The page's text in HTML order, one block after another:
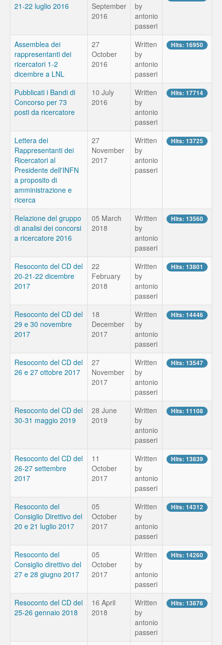
21-22 luglio 2016
September
2016
by
antonio
passeri
Assemblea dei
rappresentanti dei
ricercatori 1-2
dicembre a LNL
27
October
2016
Written
by
antonio
passeri
Hits: 16950
Pubblicati i Bandi di
Concorso per 73
posti da ricercatore
10 July
2016
Written
by
antonio
passeri
Hits: 17714
Lettera dei
Rappresentanti dei
Ricercatori al
Presidente dell'INFN
a proposito di
amministrazione e
ricerca
27
November
2017
Written
by
antonio
passeri
Hits: 13725
Relazione del gruppo
di analisi dei concorsi
a ricercatore 2016
05 March
2018
Written
by
antonio
passeri
Hits: 13560
Resoconto del CD del
20-21-22 dicembre
2017
22
February
2018
Written
by
antonio
passeri
Hits: 13801
Resoconto del CD del
29 e 30 novembre
2017
18
December
2017
Written
by
antonio
passeri
Hits: 14446
Resoconto del CD del
26 e 27 ottobre 2017
27
November
2017
Written
by
antonio
passeri
Hits: 13547
Resoconto del CD del
30-31 maggio 2019
28 June
2019
Written
by
antonio
passeri
Hits: 11108
Resoconto del CD del
26-27 settembre
2017
11
October
2017
Written
by
antonio
passeri
Hits: 13839
Resoconto del
Consiglio Direttivo del
20 e 21 luglio 2017
05
October
2017
Written
by
antonio
passeri
Hits: 14312
Resoconto del
Consiglio direttivo del
27 e 28 giugno 2017
05
October
2017
Written
by
antonio
passeri
Hits: 14260
Resoconto del CD del
25-26 gennaio 2018
16 April
2018
Written
by
antonio
passeri
Hits: 13876